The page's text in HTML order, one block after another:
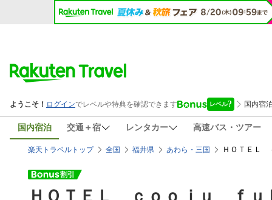
国内宿泊 交通＋宿 レンタカー 高速バス・ツアー
楽天トラベルトップ 全国 福井県 あわら・三国 ＨＯＴＥＬ
ＨＯＴＥＬ ｃｏｏｊｕ ｆｕ